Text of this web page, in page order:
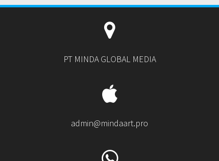
PT MINDA GLOBAL MEDIA
admin@mindaart.pro